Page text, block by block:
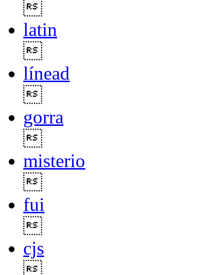
latin
línead
gorra
misterio
fui
cjs